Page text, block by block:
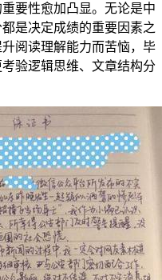
要性愈加凸显。无论是中
是决定成绩的重要因素之
阅读理解能力而苦恼，毕
验逻辑思维、文章结构分